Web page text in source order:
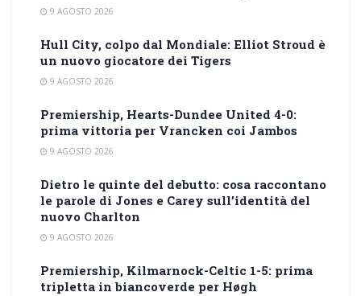
9 AGOSTO 2026
Hull City, colpo dal Mondiale: Elliot Stroud è
un nuovo giocatore dei Tigers
9 AGOSTO 2026
Premiership, Hearts-Dundee United 4-0:
prima vittoria per Vrancken coi Jambos
9 AGOSTO 2026
Dietro le quinte del debutto: cosa raccontano
le parole di Jones e Carey sull’identità del
nuovo Charlton
9 AGOSTO 2026
Premiership, Kilmarnock-Celtic 1-5: prima
tripletta in biancoverde per Høgh